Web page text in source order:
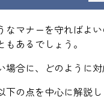
なマナーを守ればよ
あるでしょう。
合に、どのように
の点を中心に解説し